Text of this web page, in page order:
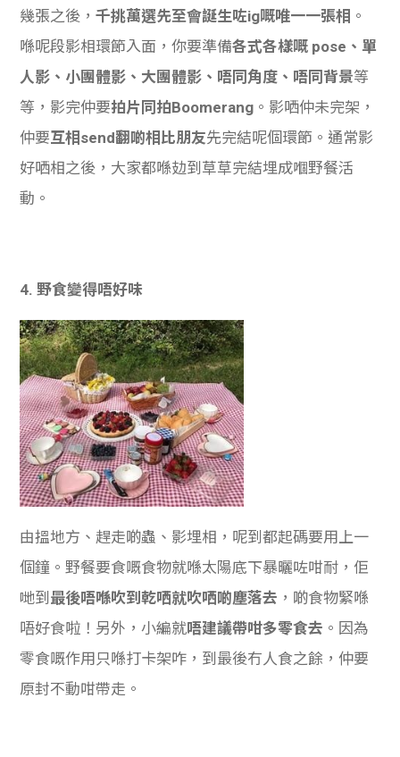
幾張之後，千挑萬選先至會誕生咗ig嘅唯一一張相 。
喺呢段影相環節入面，你要準備各式各樣嘅 pose、單
人影、小團體影、大團體影、唔同角度、唔同背景等
等，影完仲要拍片同拍Boomerang 。影哂仲未完架，
仲要互相send翻啲相比朋友先完結呢個環節。通常影
好哂相之後，大家都喺攰到草草完結埋成嗰野餐活
動。
4. 野食變得唔好味
由搵地方、趕走啲蟲、影埋相，呢到都起碼要用上一
個鐘。野餐要食嘅食物就喺太陽底下暴曬咗咁耐，佢
哋到 最後唔喺吹到乾哂就吹哂啲塵落去 ，啲食物緊喺
唔好食啦！另外，小編就唔建議帶咁多零食去 。因為
零食嘅作用只喺打卡架咋，到最後冇人食之餘，仲要
原封不動咁帶走。